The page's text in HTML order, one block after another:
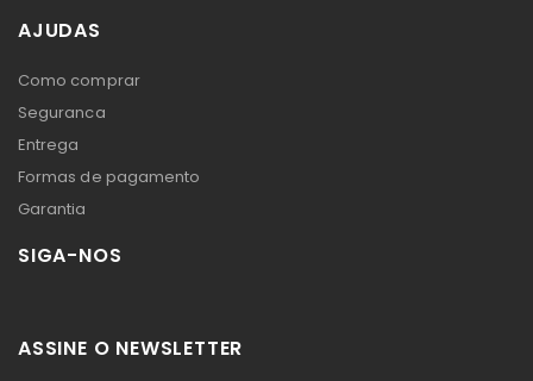
AJUDAS
Como comprar
Seguranca
Entrega
Formas de pagamento
Garantia
SIGA-NOS
ASSINE O NEWSLETTER